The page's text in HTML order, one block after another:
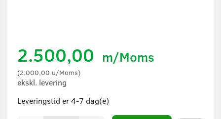
2.500,00 m/Moms
(2.000,00 u/Moms)
ekskl. levering
Leveringstid er 4-7 dag(e)